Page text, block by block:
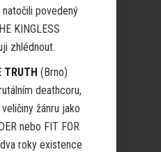
povedený
KINGLESS
zhlédnout.
TRUTH (Brno)
deathcoru,
žánru jako
nebo FIT FOR
roky existence